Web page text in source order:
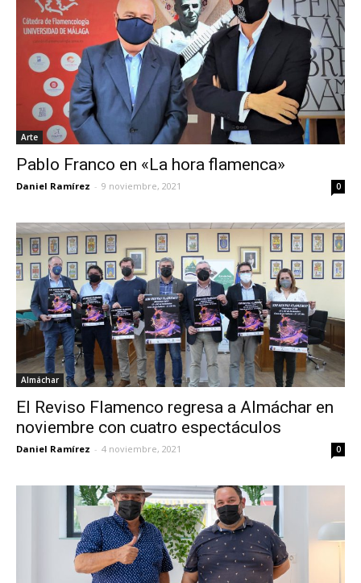
Arte
Pablo Franco en «La hora flamenca»
Daniel Ramírez - 9 noviembre, 2021 0
Almáchar
El Reviso Flamenco regresa a Almáchar en
noviembre con cuatro espectáculos
Daniel Ramírez - 4 noviembre, 2021 0